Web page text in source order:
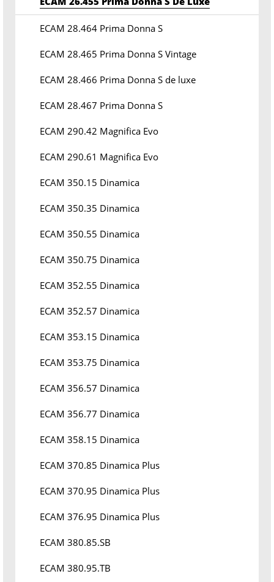
ECAM 28.464 Prima Donna S
ECAM 28.465 Prima Donna S Vintage
ECAM 28.466 Prima Donna S de luxe
ECAM 28.467 Prima Donna S
ECAM 290.42 Magnifica Evo
ECAM 290.61 Magnifica Evo
ECAM 350.15 Dinamica
ECAM 350.35 Dinamica
ECAM 350.55 Dinamica
ECAM 350.75 Dinamica
ECAM 352.55 Dinamica
ECAM 352.57 Dinamica
ECAM 353.15 Dinamica
ECAM 353.75 Dinamica
ECAM 356.57 Dinamica
ECAM 356.77 Dinamica
ECAM 358.15 Dinamica
ECAM 370.85 Dinamica Plus
ECAM 370.95 Dinamica Plus
ECAM 376.95 Dinamica Plus
ECAM 380.85.SB
ECAM 380.95.TB